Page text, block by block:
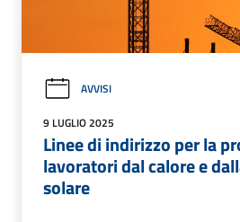
AVVISI
9 LUGLIO 2025
Linee di indirizzo per la
lavoratori dal calore e
solare